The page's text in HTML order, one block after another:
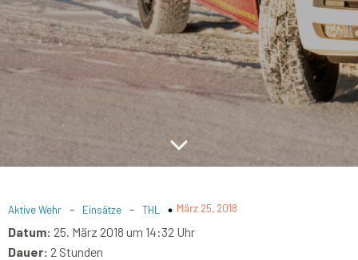
Aktive Wehr - Einsätze - THL März 25, 2018
Datum: 25. März 2018 um 14:32 Uhr
Dauer: 2 Stunden